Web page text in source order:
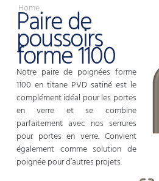
Home
Paire de
poussoirs
forme 1100
Notre paire de poignées forme
1100 en titane PVD satiné est le
complément idéal pour les portes
en verre et se combine
parfaitement avec nos serrures
pour portes en verre. Convient
également comme solution de
poignée pour d’autres projets.